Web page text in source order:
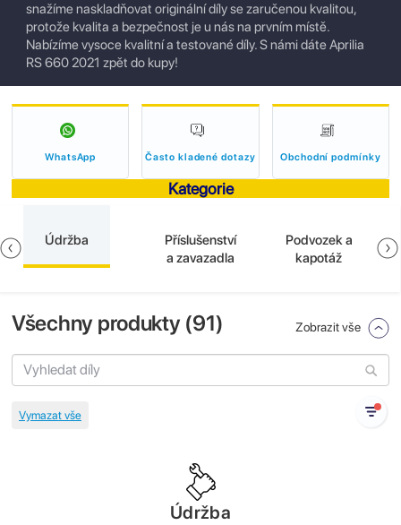
snažíme naskladňovat originální díly se zaručenou kvalitou,
protože kvalita a bezpečnost je u nás na prvním místě.
Nabízíme vysoce kvalitní a testované díly. S námi dáte Aprilia
RS 660 2021 zpět do kupy!
WhatsApp Často kladené dotazy Obchodní podmínky
Kategorie
Údržba
Příslušenství
a zavazadla
Podvozek a
kapotáž
Všechny produkty (91) Zobrazit vše
Údržba